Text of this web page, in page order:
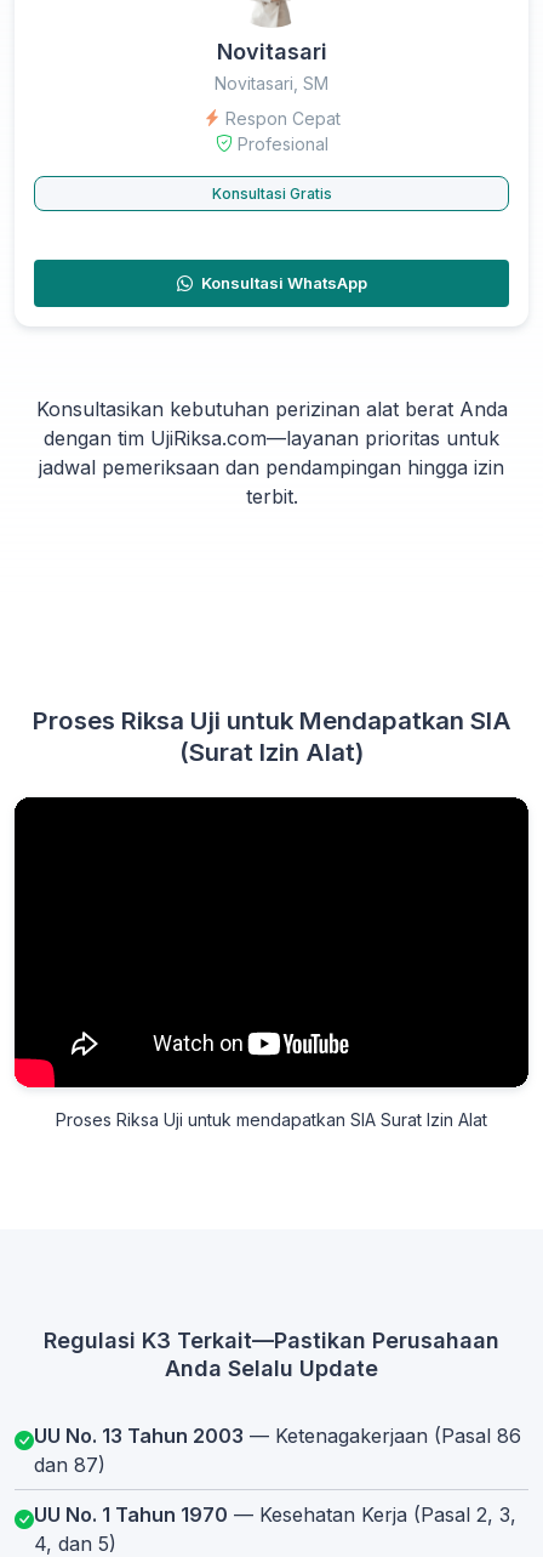
Novitasari
Novitasari, SM
Respon Cepat
Profesional
Konsultasi Gratis
Konsultasi WhatsApp
Konsultasikan kebutuhan perizinan alat berat Anda
dengan tim UjiRiksa.com—layanan prioritas untuk
jadwal pemeriksaan dan pendampingan hingga izin
terbit.
Proses Riksa Uji untuk Mendapatkan SIA
(Surat Izin Alat)
Proses Riksa Uji untuk mendapatkan SIA Surat Izin Alat
Regulasi K3 Terkait—Pastikan Perusahaan
Anda Selalu Update
UU No. 13 Tahun 2003 — Ketenagakerjaan (Pasal 86
dan 87)
UU No. 1 Tahun 1970 — Kesehatan Kerja (Pasal 2, 3,
4, dan 5)